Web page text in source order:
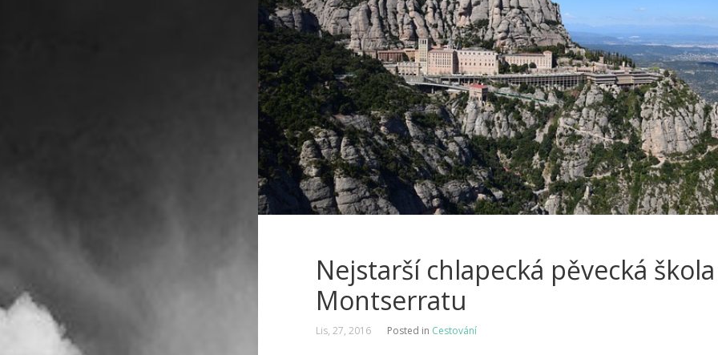
Nejstarší chlapecká pěvecká
Montserratu
Lis, 27, 2016 Posted in Cestování